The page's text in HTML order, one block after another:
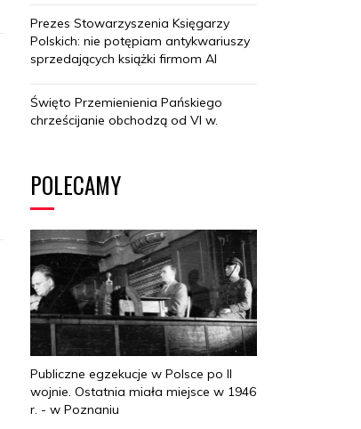
Prezes Stowarzyszenia Księgarzy
Polskich: nie potępiam antykwariuszy
sprzedających książki firmom AI
Święto Przemienienia Pańskiego
chrześcijanie obchodzą od VI w.
POLECAMY
Publiczne egzekucje w Polsce po II
wojnie. Ostatnia miała miejsce w 1946
r. - w Poznaniu